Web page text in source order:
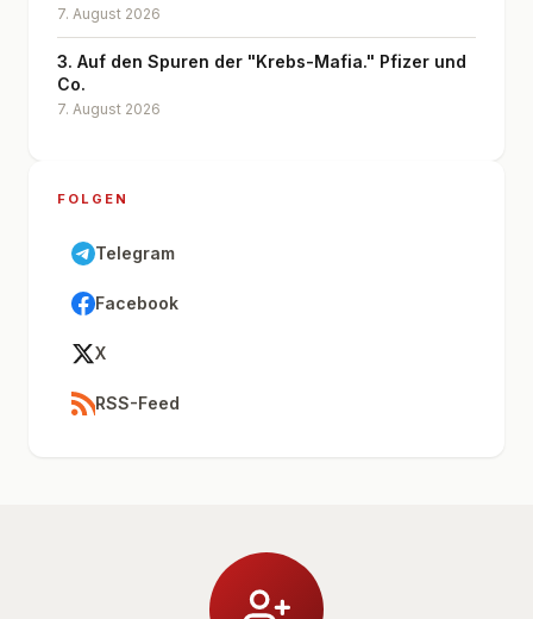
7. August 2026
3. Auf den Spuren der "Krebs-Mafia." Pfizer und
Co.
7. August 2026
FOLGEN
Telegram
Facebook
X
RSS-Feed